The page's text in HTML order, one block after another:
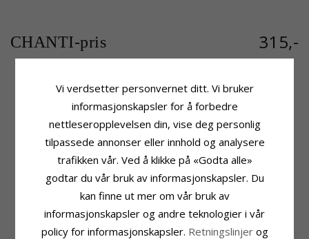
CHANTI-pris 315,-
Produktinformasjon
Aagaard
Edelmetall: Rodinert Sølv
Overflate:Blank
Leveringstid
Leveringstid:
Ca. 5-10 Hverdager
MEST POPULÆRE PRODUKTER I
KATEGORIEN
Vi verdsetter personvernet ditt. Vi bruker
informasjonskapsler for å forbedre
nettleseropplevelsen din, vise deg personlig
tilpassede annonser eller innhold og analysere
trafikken vår. Ved å klikke på «Godta alle»
godtar du vår bruk av informasjonskapsler. Du
kan finne ut mer om vår bruk av
informasjonskapsler og andre teknologier i vår
policy for informasjonskapsler. Retningslinjer og